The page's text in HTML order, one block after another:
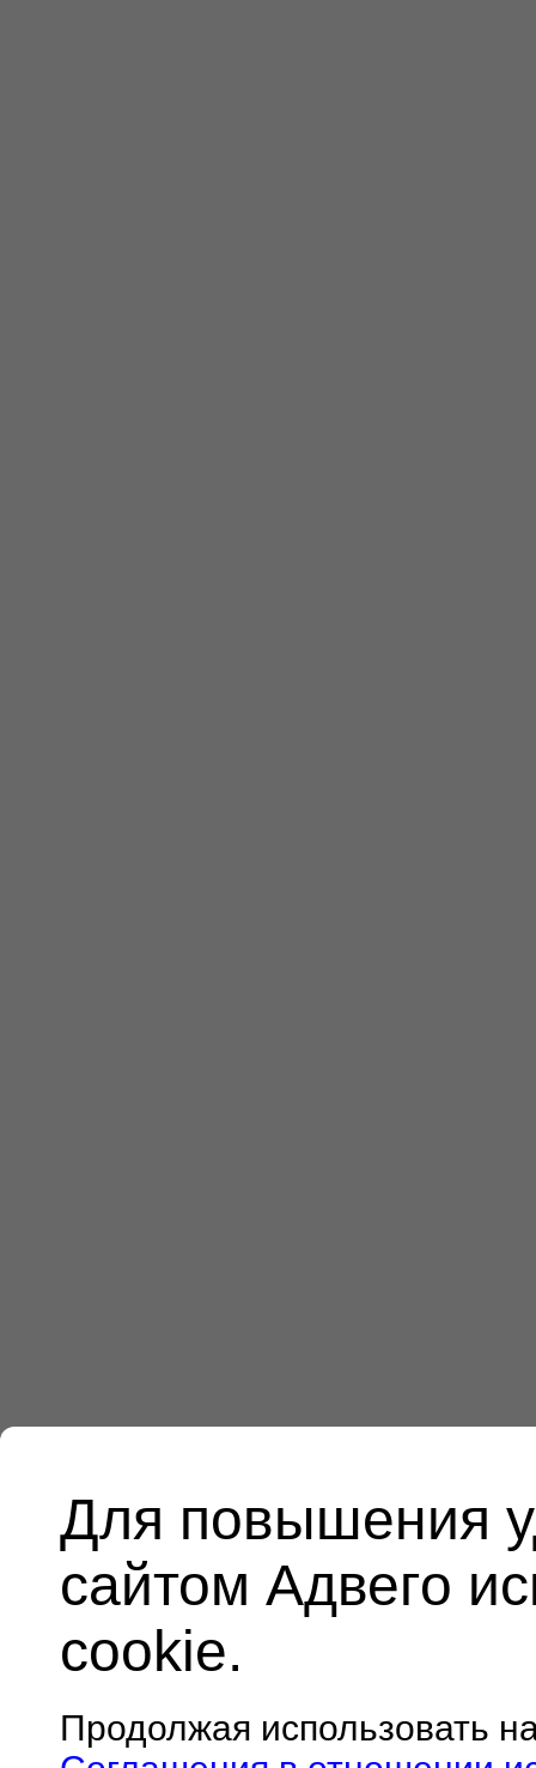
Для повышения
сайтом Адвего
cookie.
Продолжая использовать